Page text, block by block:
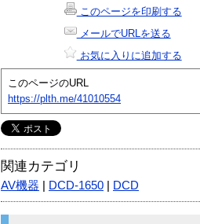
このページを印刷する
メールでURLを送る
お気に入りに追加する
このページのURL
https://plth.me/41010554
関連カテゴリ
AV機器 DCD-1650 DCD